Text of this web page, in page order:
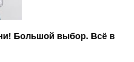
Большой выбор. Всё в